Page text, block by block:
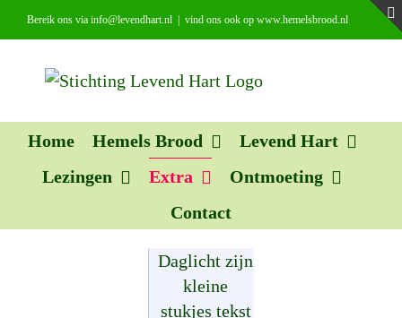
naar
Bereik ons via info@levendhart.nl vind ons ook op www.hemelsbrood.nl
Home Hemels Brood
Levend Hart
Lezingen
Extra
Ontmoeting
Contact
Daglicht zijn
kleine
stukjes tekst